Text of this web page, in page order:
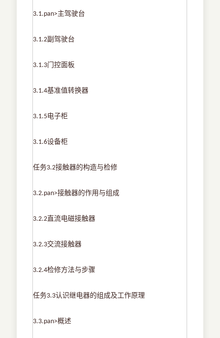
3.1.pan>主驾驶台
3.1.2副驾驶台
3.1.3门控面板
3.1.4基准值转换器
3.1.5电子柜
3.1.6设备柜
任务3.2接触器的构造与检修
3.2.pan>接触器的作用与组成
3.2.2直流电磁接触器
3.2.3交流接触器
3.2.4检修方法与步骤
任务3.3认识继电器的组成及工作原理
3.3.pan>概述